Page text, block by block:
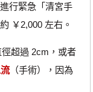
行緊急「清宮手
￥2,000 左右。
超過 2cm，或者
（手術），因為